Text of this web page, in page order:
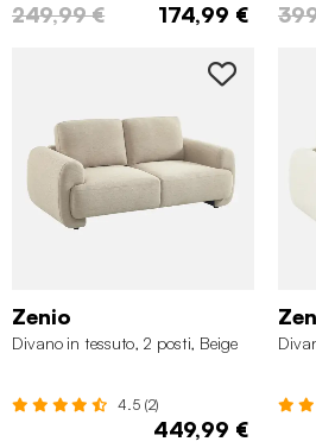
249,99 € 174,99 €
Zenio
Divano in tessuto, 2 posti, Beige
4.5 (2)
449,99 €